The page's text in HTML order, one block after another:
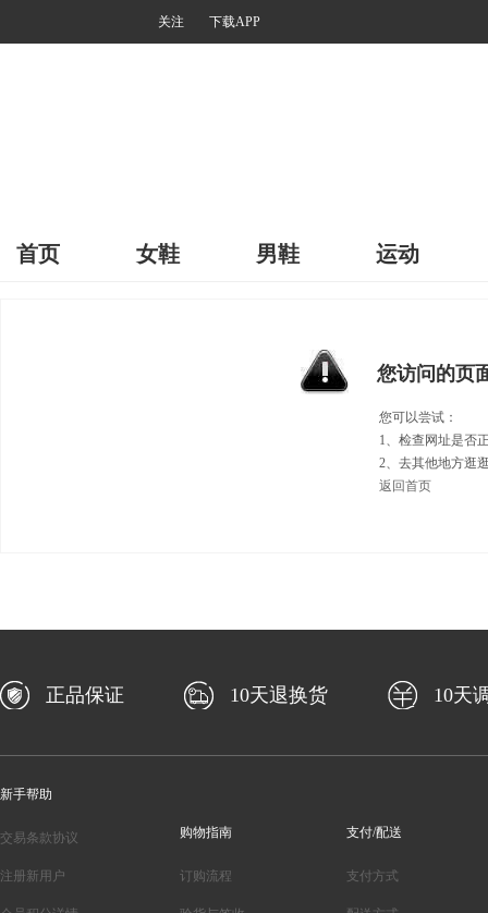
关注 下载APP
首页 女鞋 男鞋 运动
您访问的页
您可以尝试：
1、检查网址是否
2、去其他地方逛
返回首页
正品保证 10天退换货 10天
新手帮助
交易条款协议
注册新用户
购物指南
订购流程
支付/配送
支付方式